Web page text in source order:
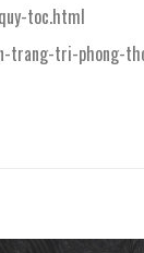
toc.html
trang-tri-phong-